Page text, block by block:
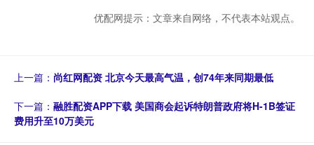
优配网提示：文章来自网络，不代表本站观点。
上一篇： 尚红网配资 北京今天最高气温，创74年来同期最低
下一篇： 融胜配资APP下载 美国商会起诉特朗普政府将H-1B签证
费用升至10万美元